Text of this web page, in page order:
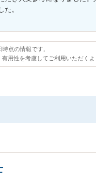
た。
点の情報です。
用性を考慮してご利用いただくよ